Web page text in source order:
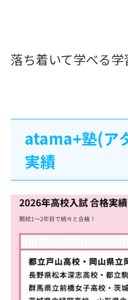
落ち着いて学べる学
atama+塾(ア
実績